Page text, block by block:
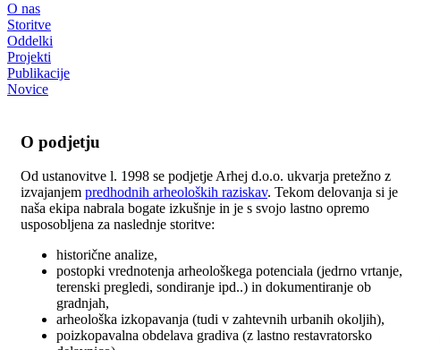
O nas
Storitve
Oddelki
Projekti
Publikacije
Novice
O podjetju
Od ustanovitve l. 1998 se podjetje Arhej d.o.o. ukvarja pretežno z
izvajanjem predhodnih arheoloških raziskav. Tekom delovanja si je
naša ekipa nabrala bogate izkušnje in je s svojo lastno opremo
usposobljena za naslednje storitve:
historične analize,
postopki vrednotenja arheološkega potenciala (jedrno vrtanje,
terenski pregledi, sondiranje ipd..) in dokumentiranje ob
gradnjah,
arheološka izkopavanja (tudi v zahtevnih urbanih okoljih),
poizkopavalna obdelava gradiva (z lastno restavratorsko